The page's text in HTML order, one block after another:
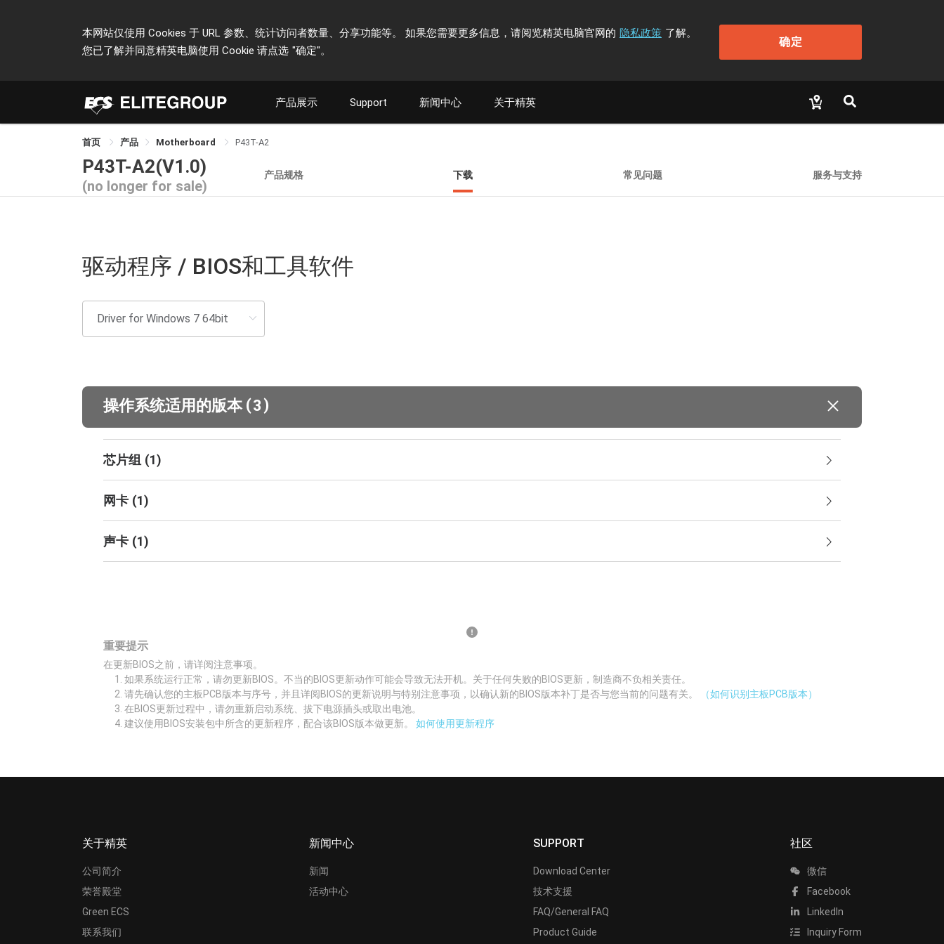
本网站仅使用 Cookies 于 URL 参数、统计访问者数量、分享功能等。 如果您需要更多信息，请阅览精英电脑官网的 隐私政策 了解。
您已了解并同意精英电脑使用 Cookie 请点选 "确定"。
确定
产品展示 Support 新闻中心 关于精英
首页 产品 Motherboard P43T-A2
P43T-A2(V1.0)
(no longer for sale)
产品规格 下载 常见问题 服务与支持
驱动程序 / BIOS和工具软件
操作系统适用的版本 (3 )
芯片组 (1)
网卡 (1)
声卡 (1)
重要提示
在更新BIOS之前，请详阅注意事项。
如果系统运行正常，请勿更新BIOS。不当的BIOS更新动作可能会导致无法开机。关于任何失败的BIOS更新，制造商不负相关责任。
请先确认您的主板PCB版本与序号，并且详阅BIOS的更新说明与特别注意事项，以确认新的BIOS版本补丁是否与您当前的问题有关。
（如何识别主板PCB版本）
在BIOS更新过程中，请勿重新启动系统、拔下电源插头或取出电池。
建议使用BIOS安装包中所含的更新程序，配合该BIOS版本做更新。 如何使用更新程序
关于精英
公司简介
荣誉殿堂
Green ECS
联系我们
新闻中心
新闻
活动中心
SUPPORT
Download Center
技术支援
FAQ/General FAQ
Product Guide
社区
微信
Facebook
LinkedIn
Inquiry Form